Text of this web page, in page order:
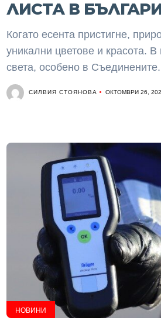
ЛИСТА В
Когато есента пристигне,
уникални цветове и красота. В
света, особено в
СИЛВИЯ СТОЯНОВА ОКТОМВРИ 26,
НОВИНИ